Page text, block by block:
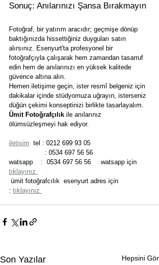
Sonuç: Anılarınızı Şansa Bırakmayın
Fotoğraf, bir yatırım aracıdır; geçmişe dönüp
baktığınızda hissettiğiniz duyguları satın
alırsınız. Esenyurt'ta profesyonel bir
fotoğrafçıyla çalışarak hem zamandan tasarruf
edin hem de anılarınızı en yüksek kalitede
güvence altına alın.
Hemen iletişime geçin, ister resmî belgeniz için
dakikalar içinde stüdyomuza uğrayın, isterseniz
düğün çekimi konseptinizi birlikte tasarlayalım.
Ümit Fotoğrafçılık ile anılarınız
ölümsüzleşmeyi hak ediyor.
iletişim tel : 0212 699 93 05
: 0534 697 56 56
watsapp    :  0534 697 56 56     watsapp için
tıklayınız
ümit fotoğrafcılık  esenyurt adres için
: tıklayınız
Son Yazılar Hepsini Gör